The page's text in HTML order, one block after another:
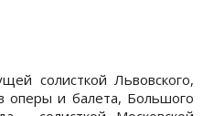
солисткой Львовского,
оперы и балета, Большого